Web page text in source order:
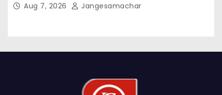
Aug 7, 2026 Jangesamachar